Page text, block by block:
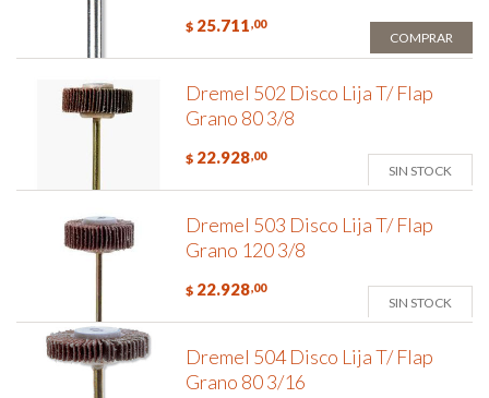
$ 25.711,00
COMPRAR
Dremel 502 Disco Lija T/ Flap
Grano 80 3/8
$ 22.928,00
SIN STOCK
Dremel 503 Disco Lija T/ Flap
Grano 120 3/8
$ 22.928,00
SIN STOCK
Dremel 504 Disco Lija T/ Flap
Grano 80 3/16